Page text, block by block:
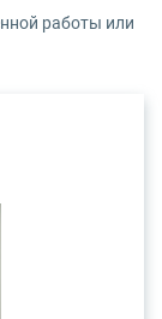
работы или